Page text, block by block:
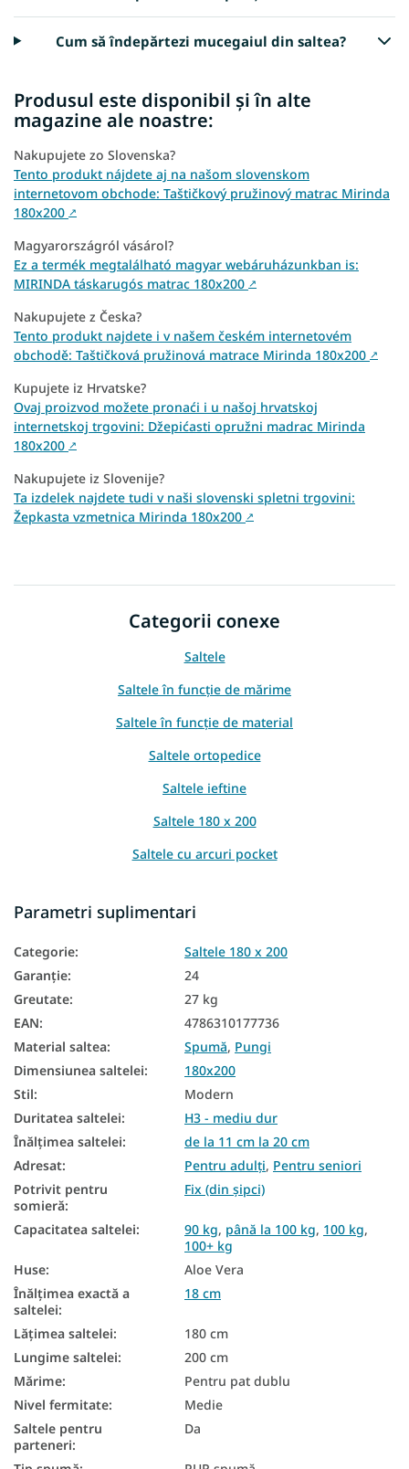
Cum să îndepărtezi mucegaiul din saltea?
Produsul este disponibil și în alte
magazine ale noastre:
Nakupujete zo Slovenska?
Tento produkt nájdete aj na našom slovenskom
internetovom obchode: Taštičkový pružinový matrac Mirinda
180x200 ↗
Magyarországról vásárol?
Ez a termék megtalálható magyar webáruházunkban is:
MIRINDA táskarugós matrac 180x200 ↗
Nakupujete z Česka?
Tento produkt najdete i v našem českém internetovém
obchodě: Taštičková pružinová matrace Mirinda 180x200 ↗
Kupujete iz Hrvatske?
Ovaj proizvod možete pronaći i u našoj hrvatskoj
internetskoj trgovini: Džepićasti opružni madrac Mirinda
180x200 ↗
Nakupujete iz Slovenije?
Ta izdelek najdete tudi v naši slovenski spletni trgovini:
Žepkasta vzmetnica Mirinda 180x200 ↗
Categorii conexe
Saltele
Saltele în funcție de mărime
Saltele în funcție de material
Saltele ortopedice
Saltele ieftine
Saltele 180 x 200
Saltele cu arcuri pocket
Saltele in functie de inaltime
Saltea in functie de capacitatea de incarcare
Saltea Aloe Vera
Saltea din spumă PUR
Saltele naturale
Saltele medicinale
Saltele mari
Saltele matrimoniale
Saltele de buzunar 180x200
Saltele cu arcuri 180x200
Saltea Aloe Vera 180x200
Saltele ieftine 180x200
În funcție de capacitatea de încărcare a saltelei - 100 kg
Parametri suplimentari
Categorie:
Saltele 180 x 200
Garanţie:
24
Greutate:
27 kg
EAN:
4786310177736
Material saltea: Spumă, Pungi
Dimensiunea saltelei:
180x200
Stil:
Modern
Duritatea saltelei:
H3 - mediu dur
Înălțimea saltelei:
de la 11 cm la 20 cm
Adresat: Pentru adulți, Pentru seniori
Potrivit pentru
somieră:
Fix (din șipci)
Capacitatea saltelei: 90 kg, până la 100 kg, 100 kg,
100+ kg
Huse:
Aloe Vera
Înălțimea exactă a
saltelei:
18 cm
Lățimea saltelei:
180 cm
Lungime saltelei:
200 cm
Mărime:
Pentru pat dublu
Nivel fermitate:
Medie
Saltele pentru
parteneri:
Da